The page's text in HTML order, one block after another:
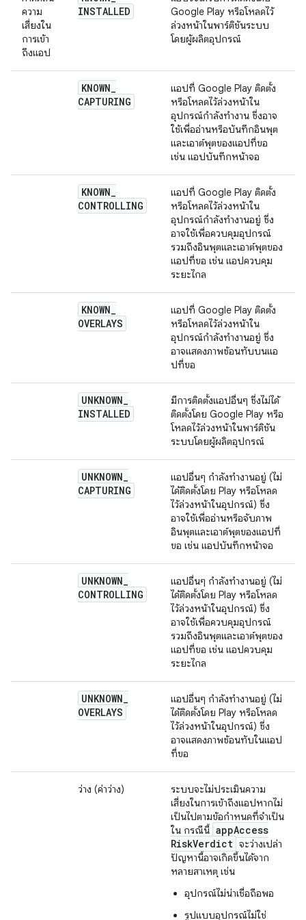
ความ
เสี่ยงใน
การเข้า
ถึงแอป
INSTALLED
Google Play หรือโหลดไว้
ล่วงหน้าในพาร์ติชันระบบ
โดยผู้ผลิตอุปกรณ์
KNOWN_
CAPTURING
แอปที่ Google Play ติดตั้ง
หรือโหลดไว้ล่วงหน้าใน
อุปกรณ์กำลังทำงาน ซึ่งอาจ
ใช้เพื่ออ่านหรือบันทึกอินพุต
และเอาต์พุตของแอปที่ขอ
เช่น แอปบันทึกหน้าจอ
KNOWN_
CONTROLLING
แอปที่ Google Play ติดตั้ง
หรือโหลดไว้ล่วงหน้าใน
อุปกรณ์กำลังทำงานอยู่ ซึ่ง
อาจใช้เพื่อควบคุมอุปกรณ์
รวมถึงอินพุตและเอาต์พุตของ
แอปที่ขอ เช่น แอปควบคุม
ระยะไกล
KNOWN_
OVERLAYS
แอปที่ Google Play ติดตั้ง
หรือโหลดไว้ล่วงหน้าใน
อุปกรณ์กำลังทำงานอยู่ ซึ่ง
อาจแสดงภาพซ้อนทับบนแอ
ปที่ขอ
UNKNOWN_
INSTALLED
มีการติดตั้งแอปอื่นๆ ซึ่งไม่ได้
ติดตั้งโดย Google Play หรือ
โหลดไว้ล่วงหน้าในพาร์ติชัน
ระบบโดยผู้ผลิตอุปกรณ์
UNKNOWN_
CAPTURING
แอปอื่นๆ กำลังทำงานอยู่ (ไม่
ได้ติดตั้งโดย Play หรือโหลด
ไว้ล่วงหน้าในอุปกรณ์) ซึ่ง
อาจใช้เพื่ออ่านหรือจับภาพ
อินพุตและเอาต์พุตของแอปที่
ขอ เช่น แอปบันทึกหน้าจอ
UNKNOWN_
CONTROLLING
แอปอื่นๆ กำลังทำงานอยู่ (ไม่
ได้ติดตั้งโดย Play หรือโหลด
ไว้ล่วงหน้าในอุปกรณ์) ซึ่ง
อาจใช้เพื่อควบคุมอุปกรณ์
รวมถึงอินพุตและเอาต์พุตของ
แอปที่ขอ เช่น แอปควบคุม
ระยะไกล
UNKNOWN_
OVERLAYS
แอปอื่นๆ กำลังทำงานอยู่ (ไม่
ได้ติดตั้งโดย Play หรือโหลด
ไว้ล่วงหน้าในอุปกรณ์) ซึ่ง
อาจแสดงภาพซ้อนทับในแอป
ที่ขอ
ว่าง (ค่าว่าง)
ระบบจะไม่ประเมินความ
เสี่ยงในการเข้าถึงแอปหากไม่
เป็นไปตามข้อกําหนดที่จําเป็น
ใน กรณีนี้ appAccess
RiskVerdict จะว่างเปล่า
ปัญหานี้อาจเกิดขึ้นได้จาก
หลายสาเหตุ เช่น
อุปกรณ์ไม่น่าเชื่อถือพอ
รูปแบบอุปกรณ์ไม่ใช่